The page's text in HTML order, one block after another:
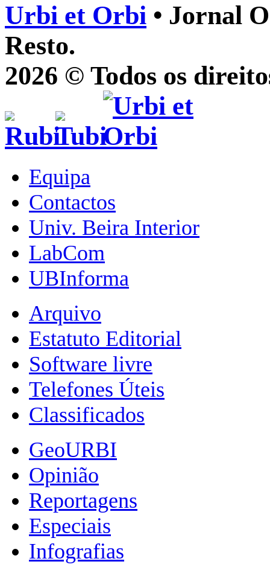
Urbi et Orbi • Jornal
Resto.
2026 © Todos os
Equipa
Contactos
Univ. Beira Interior
LabCom
UBInforma
Arquivo
Estatuto Editorial
Software livre
Telefones Úteis
Classificados
GeoURBI
Opinião
Reportagens
Especiais
Infografias